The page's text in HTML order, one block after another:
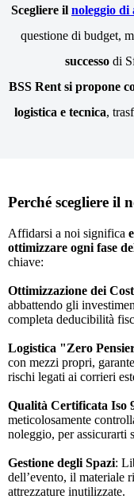
Scegliere il noleggio di
questione di budget,
successodi
BSS Rent si propone
logistica e tecnica,
Perché scegliere il
Affidarsi a noi significa
ottimizzare ogni fase
chiave:
Ottimizzazione dei
abbattendo gli
completa deducibilità
Logistica "Zero
con mezzi propri,
rischi legati ai corrieri
Qualità Certificata Iso
meticolosamente
noleggio, per assicurarti
Gestione degli Spazi:
dell’evento, il materiale
attrezzature inutilizzate.